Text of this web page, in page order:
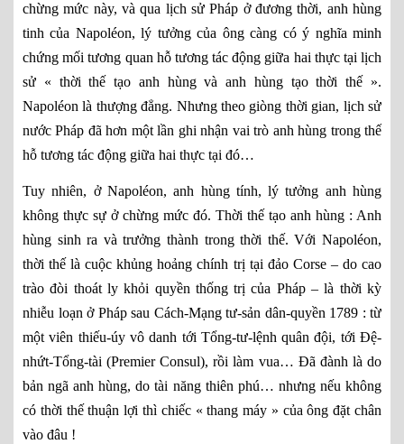
chừng mức này, và qua lịch sử Pháp ở đương thời, anh hùng
tinh của Napoléon, lý tưởng của ông càng có ý nghĩa minh
chứng mối tương quan hỗ tương tác động giữa hai thực tại lịch
sử « thời thế tạo anh hùng và anh hùng tạo thời thế ».
Napoléon là thượng đẳng. Nhưng theo giòng thời gian, lịch sử
nước Pháp đã hơn một lần ghi nhận vai trò anh hùng trong thế
hỗ tương tác động giữa hai thực tại đó…
Tuy nhiên, ở Napoléon, anh hùng tính, lý tưởng anh hùng
không thực sự ở chừng mức đó. Thời thế tạo anh hùng : Anh
hùng sinh ra và trưởng thành trong thời thế. Với Napoléon,
thời thế là cuộc khủng hoảng chính trị tại đảo Corse – do cao
trào đòi thoát ly khỏi quyền thống trị của Pháp – là thời kỳ
nhiễu loạn ở Pháp sau Cách-Mạng tư-sản dân-quyền 1789 : từ
một viên thiếu-úy vô danh tới Tổng-tư-lệnh quân đội, tới Đệ-
nhứt-Tổng-tài (Premier Consul), rồi làm vua… Đã đành là do
bản ngã anh hùng, do tài năng thiên phú… nhưng nếu không
có thời thế thuận lợi thì chiếc « thang máy » của ông đặt chân
vào đâu !